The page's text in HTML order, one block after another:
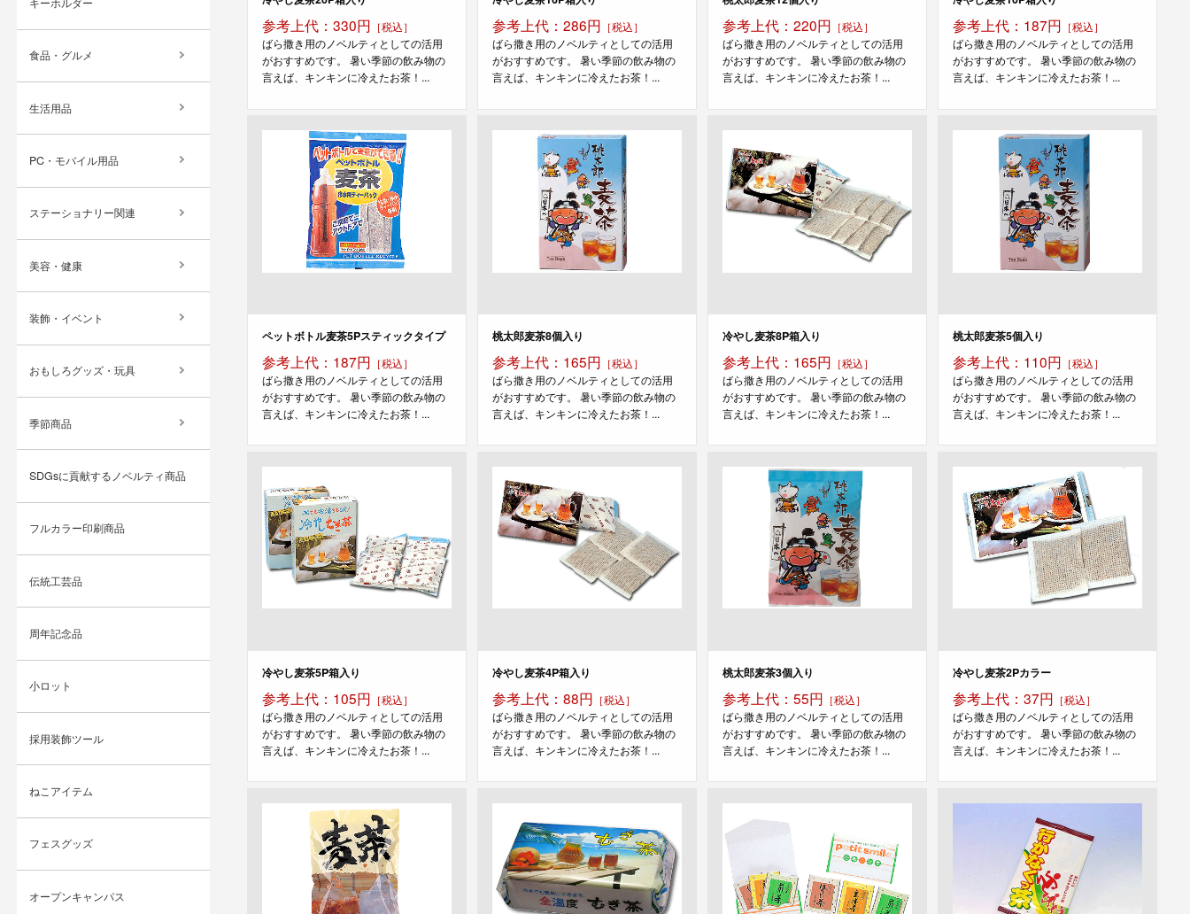
参考上代：330円 ［税込］
ばら撒き用のノベルティとしての活用
がおすすめです。 暑い季節の飲み物の
言えば、キンキンに冷えたお茶！...
参考上代：286円 ［税込］
ばら撒き用のノベルティとしての活用
がおすすめです。 暑い季節の飲み物の
言えば、キンキンに冷えたお茶！...
参考上代：220円 ［税込］
ばら撒き用のノベルティとしての活用
がおすすめです。 暑い季節の飲み物の
言えば、キンキンに冷えたお茶！...
参考上代：187円 ［税込］
ばら撒き用のノベルティとしての活用
がおすすめです。 暑い季節の飲み物の
言えば、キンキンに冷えたお茶！...
ペットボトル麦茶5Pスティックタイプ
参考上代：187円 ［税込］
ばら撒き用のノベルティとしての活用
がおすすめです。 暑い季節の飲み物の
言えば、キンキンに冷えたお茶！...
桃太郎麦茶8個入り
参考上代：165円 ［税込］
ばら撒き用のノベルティとしての活用
がおすすめです。 暑い季節の飲み物の
言えば、キンキンに冷えたお茶！...
冷やし麦茶8P箱入り
参考上代：165円 ［税込］
ばら撒き用のノベルティとしての活用
がおすすめです。 暑い季節の飲み物の
言えば、キンキンに冷えたお茶！...
桃太郎麦茶5個入り
参考上代：110円 ［税込］
ばら撒き用のノベルティとしての活用
がおすすめです。 暑い季節の飲み物の
言えば、キンキンに冷えたお茶！...
冷やし麦茶5P箱入り
参考上代：105円 ［税込］
ばら撒き用のノベルティとしての活用
がおすすめです。 暑い季節の飲み物の
言えば、キンキンに冷えたお茶！...
冷やし麦茶4P箱入り
参考上代：88円 ［税込］
ばら撒き用のノベルティとしての活用
がおすすめです。 暑い季節の飲み物の
言えば、キンキンに冷えたお茶！...
桃太郎麦茶3個入り
参考上代：55円 ［税込］
ばら撒き用のノベルティとしての活用
がおすすめです。 暑い季節の飲み物の
言えば、キンキンに冷えたお茶！...
冷やし麦茶2Pカラー
参考上代：37円 ［税込］
ばら撒き用のノベルティとしての活用
がおすすめです。 暑い季節の飲み物の
言えば、キンキンに冷えたお茶！...
食品・グルメ
生活用品
PC・モバイル用品
ステーショナリー関連
美容・健康
装飾・イベント
おもしろグッズ・玩具
季節商品
SDGsに貢献するノベルティ商品
フルカラー印刷商品
伝統工芸品
周年記念品
小ロット
採用装飾ツール
ねこアイテム
フェスグッズ
オープンキャンパス